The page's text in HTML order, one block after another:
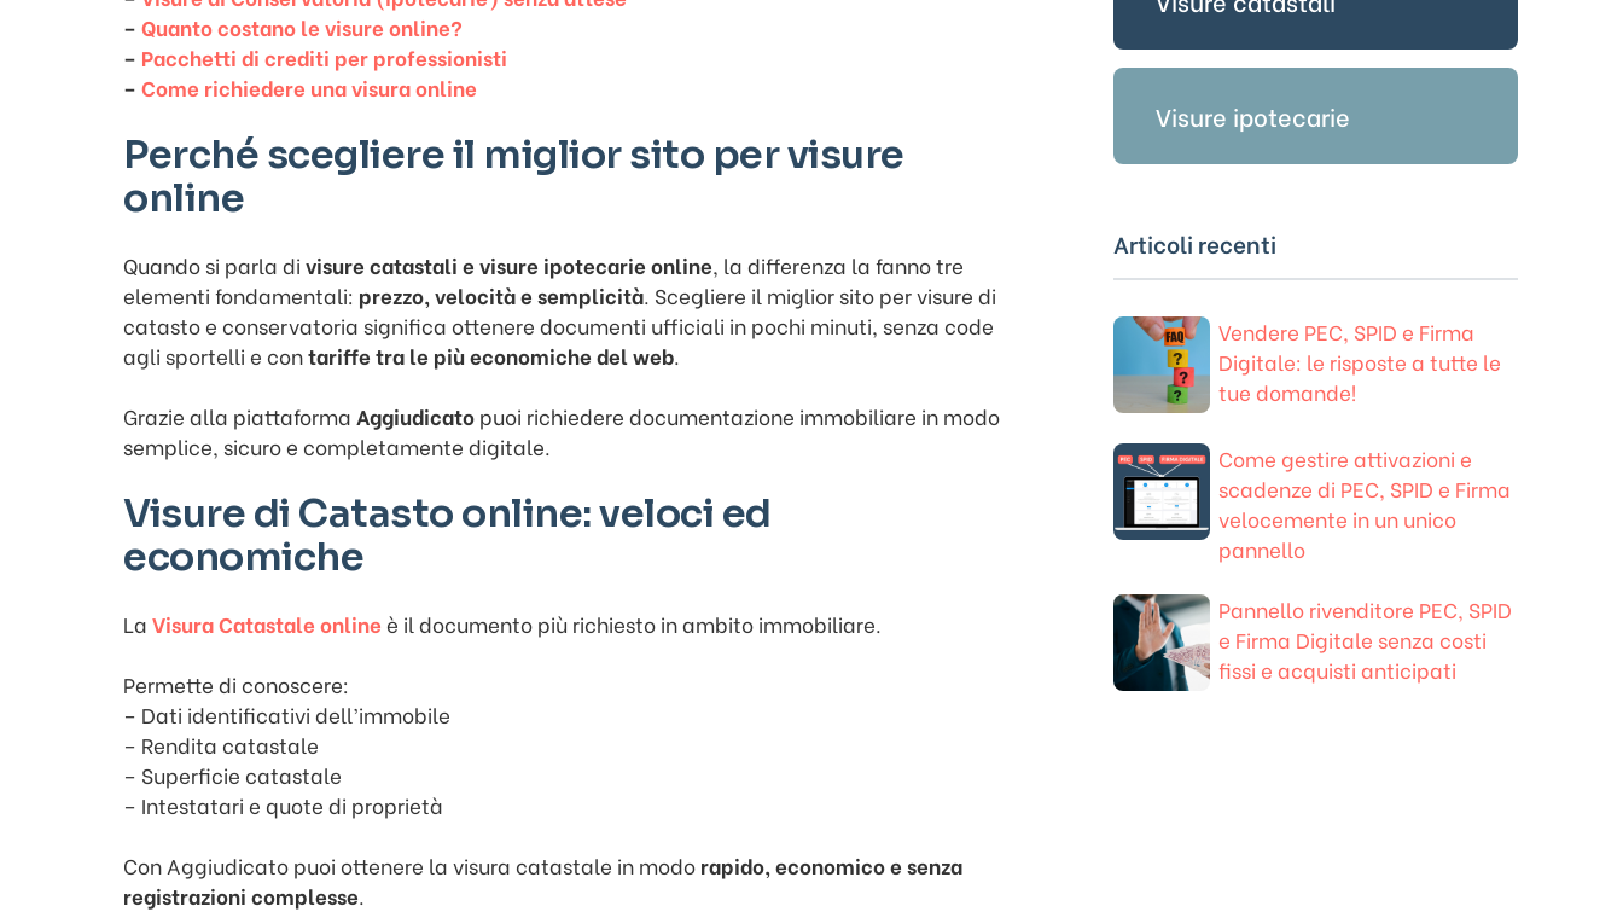
– Quanto costano le visure online?
– Pacchetti di crediti per professionisti
– Come richiedere una visura online
Perché scegliere il miglior sito per visure
online
Quando si parla di visure catastali e visure ipotecarie online, la differenza la fanno tre
elementi fondamentali: prezzo, velocità e semplicità. Scegliere il miglior sito per visure di
catasto e conservatoria significa ottenere documenti ufficiali in pochi minuti, senza code
agli sportelli e contariffe tra le più economiche del web.
Grazie alla piattaforma Aggiudicato puoi richiedere documentazione immobiliare in modo
semplice, sicuro e completamente digitale.
Visure di Catasto online: veloci ed
economiche
La Visura Catastale online è il documento più richiesto in ambito immobiliare.
Permette di conoscere:
– Dati identificativi dell’immobile
– Rendita catastale
– Superficie catastale
– Intestatari e quote di proprietà
Con Aggiudicato puoi ottenere la visura catastale in modo rapido, economico e senza
registrazioni complesse.
Visure ipotecarie
Articoli recenti
Vendere PEC, SPID e Firma
Digitale: le risposte a tutte le
tue domande!
Come gestire attivazioni e
scadenze di PEC, SPID e Firma
velocemente in un unico
pannello
Pannello rivenditore PEC, SPID
e Firma Digitale senza costi
fissi e acquisti anticipati